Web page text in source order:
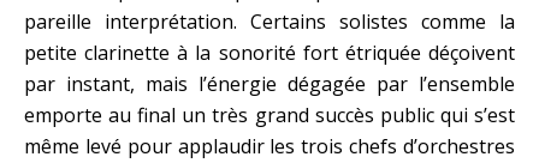
pareille interprétation. Certains solistes comme la
petite clarinette à la sonorité fort étriquée déçoivent
par instant, mais l’énergie dégagée par l’ensemble
emporte au final un très grand succès public qui s’est
même levé pour applaudir les trois chefs d’orchestres